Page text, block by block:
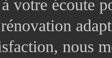
votre écoute
nous